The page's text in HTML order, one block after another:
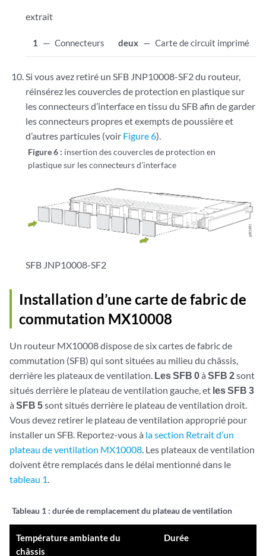
extrait
1 — Connecteurs deux — Carte de circuit imprimé
Si vous avez retiré un SFB JNP10008-SF2 du routeur,
réinsérez les couvercles de protection en plastique sur
les connecteurs d’interface en tissu du SFB afin de garder
les connecteurs propres et exempts de poussière et
d’autres particules (voir Figure 6).
Figure 6 : insertion des couvercles de protection en
plastique sur les connecteurs d’interface
SFB JNP10008-SF2
Installation d’une carte de fabric de
commutation MX10008
Un routeur MX10008 dispose de six cartes de fabric de
commutation (SFB) qui sont situées au milieu du châssis,
derrière les plateaux de ventilation. Les SFB 0à SFB 2 sont
situés derrière le plateau de ventilation gauche, et les SFB 3
à SFB 5sont situés derrière le plateau de ventilation droit.
Vous devez retirer le plateau de ventilation approprié pour
installer un SFB. Reportez-vous à la section Retrait d’un
plateau de ventilation MX10008 . Les plateaux de ventilation
doivent être remplacés dans le délai mentionné dans le
tableau 1
Tableau 1 : durée de remplacement du plateau de ventilation
Température ambiante du
châssis
Durée